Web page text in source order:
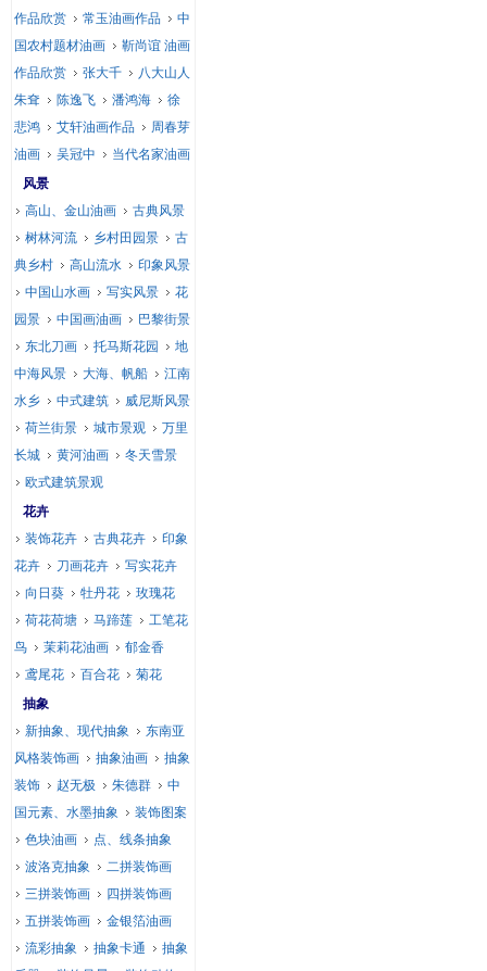
作品欣赏
常玉油画作品
中
国农村题材油画
靳尚谊 油画
作品欣赏
张大千
八大山人
朱耷
陈逸飞 潘鸿海
徐
悲鸿
艾轩油画作品
周春芽
油画
吴冠中
当代名家油画
风景
高山、金山油画
古典风景
树林河流
乡村田园景
古
典乡村
高山流水
印象风景
中国山水画
写实风景
花
园景
中国画油画
巴黎街景
东北刀画
托马斯花园
地
中海风景
大海、帆船
江南
水乡
中式建筑
威尼斯风景
荷兰街景
城市景观
万里
长城
黄河油画
冬天雪景
欧式建筑景观
花卉
装饰花卉
古典花卉
印象
花卉
刀画花卉
写实花卉
向日葵
牡丹花
玫瑰花
荷花荷塘
马蹄莲
工笔花
鸟
茉莉花油画
郁金香
鸢尾花
百合花
菊花
抽象
新抽象、现代抽象
东南亚
风格装饰画
抽象油画
抽象
装饰
赵无极 朱德群
中
国元素、水墨抽象
装饰图案
色块油画
点、线条抽象
波洛克抽象
二拼装饰画
三拼装饰画
四拼装饰画
五拼装饰画
金银箔油画
流彩抽象
抽象卡通
抽象